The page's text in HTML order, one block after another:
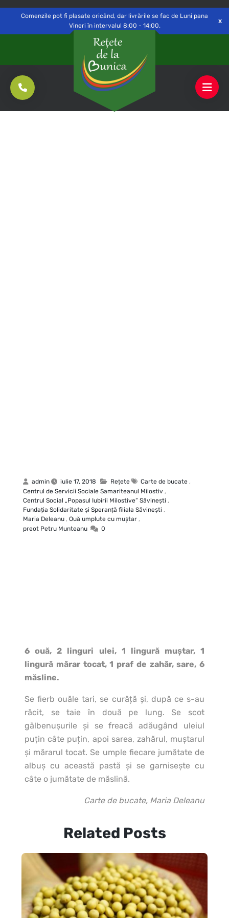
Delivery toSăvinești, NT Switch Open
Comenzile pot fi plasate oricând, dar livrările se fac de Luni pana
Vineri în intervalul 8:00 - 14:00.
admin iulie 17, 2018 Rețete Carte de bucate ,
Centrul de Servicii Sociale Samariteanul Milostiv ,
Centrul Social „Popasul Iubirii Milostive” Săvineşti ,
Fundaţia Solidaritate şi Speranţă filiala Săvineşti ,
Maria Deleanu , Ouă umplute cu muştar ,
preot Petru Munteanu
0
6 ouă, 2 linguri ulei, 1 lingură muştar, 1
lingură mărar tocat, 1 praf de zahăr, sare, 6
măsline.
Se fierb ouăle tari, se curăţă şi, după ce s-au
răcit, se taie în două pe lung. Se scot
gălbenuşurile şi se freacă adăugând uleiul
puţin câte puţin, apoi sarea, zahărul, muştarul
şi mărarul tocat. Se umple fiecare jumătate de
albuş cu această pastă şi se garniseşte cu
câte o jumătate de măslină.
Carte de bucate, Maria Deleanu
Related Posts